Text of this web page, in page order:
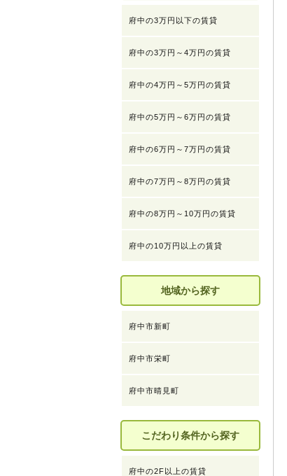
府中の3万円以下の賃貸
府中の3万円～4万円の賃貸
府中の4万円～5万円の賃貸
府中の5万円～6万円の賃貸
府中の6万円～7万円の賃貸
府中の7万円～8万円の賃貸
府中の8万円～10万円の賃貸
府中の10万円以上の賃貸
地域から探す
府中市新町
府中市栄町
府中市晴見町
こだわり条件から探す
府中の2F以上の賃貸